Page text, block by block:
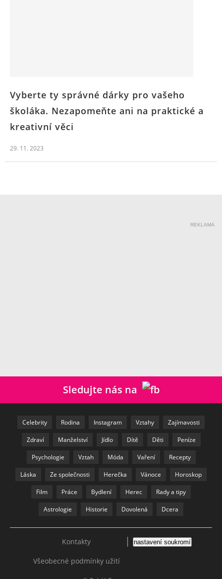
Vyberte ty správné dárky pro vašeho
školáka. Nezapomeňte ani na praktické a
kreativní věci
29. 11. 2023
REKLAMA
Sledujte nás na
Celebrity Rodina Instagram Vztahy Zajímavosti
Zdraví Manželství Jídlo Dítě Děti Peníze
Psychologie Vztah Móda Vaření Recepty
Láska Ze společnosti Herečka Vánoce Horoskop
Film Práce Bydlení Herec Rady a tipy
Astrologie Historie Dovolená Dcera
Kontakty
Všeobecné podmínky užití
| nastavení soukromí